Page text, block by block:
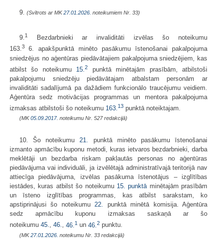
9. (Svītrots ar MK27.01.2026. noteikumiem Nr. 33)
9.1
Bezdarbnieki ar invaliditāti izvēlas šo noteikumu
163.3 6. apakšpunktā minēto pasākumu īstenošanai pakalpojuma
sniedzējus no aģentūras piedāvātajiem pakalpojuma sniedzējiem, kas
atbilst šo noteikumu 15.2
punktā minētajām prasībām, atbilstoši
pakalpojumu sniedzēju piedāvātajam atbalstam personām ar
invaliditāti sadalījumā pa dažādiem funkcionālo traucējumu veidiem.
Aģentūra sedz motivācijas programmas un mentora pakalpojuma
izmaksas atbilstoši šo noteikumu 163.13 punktā noteiktajam.
(MK05.09.2017. noteikumu Nr. 527 redakcijā)
10. Šo noteikumu21. punktā minēto pasākumu īstenošanai
izmanto apmācību kuponu metodi, kuras ietvaros bezdarbnieki, darba
meklētāji un bezdarba riskam pakļautās personas no aģentūras
piedāvājuma vai individuāli, ja izvēlētajā administratīvajā teritorijā nav
attiecīga piedāvājuma, izvēlas pasākuma īstenotājus – izglītības
iestādes, kuras atbilst šo noteikumu 15. punktāminētajām prasībām
un īsteno izglītības programmas, kas atbilst sarakstam, ko
apstiprinājusi šo noteikumu22. punktā minētā komisija. Aģentūra
sedz apmācību kuponu izmaksas saskaņā ar šo
noteikumu 45., 46., 46. 1 un 46. 2 punktu.
(MK27.01.2026. noteikumu Nr. 33 redakcijā)